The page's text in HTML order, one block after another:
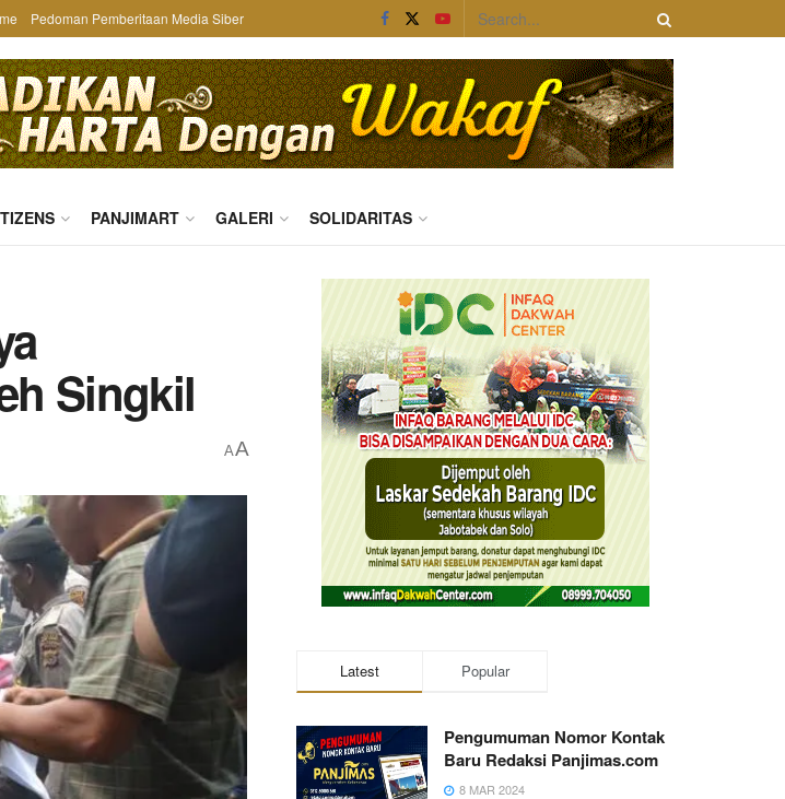
Pedoman Pemberitaan Media Siber
PANJIMART GALERI SOLIDARITAS
Singkil
AA
Latest Popular
Pengumuman Nomor Kontak
Baru Redaksi Panjimas.com
8 MAR 2024